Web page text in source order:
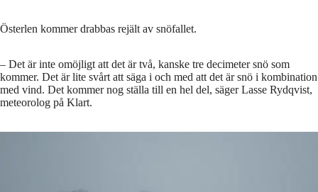
Österlen kommer drabbas rejält av snöfallet.
– Det är inte omöjligt att det är två, kanske tre decimeter snö som
kommer. Det är lite svårt att säga i och med att det är snö i kombination
med vind. Det kommer nog ställa till en hel del, säger Lasse Rydqvist,
meteorolog på Klart.